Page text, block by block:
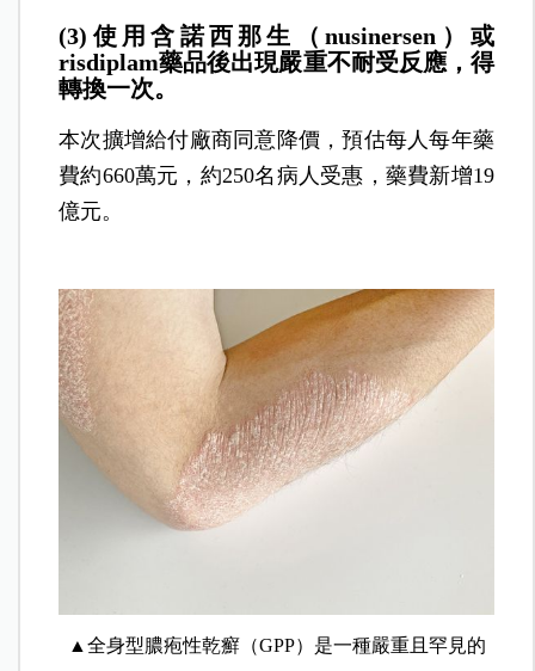
(3)使用含諾西那生（nusinersen ）或
risdiplam藥品後出現嚴重不耐受反應，得
轉換一次。
本次擴增給付廠商同意降價，預估每人每年藥
費約660萬元，約250名病人受惠，藥費新增19
億元。
▲全身型膿疱性乾癬（GPP）是一種嚴重且罕見的